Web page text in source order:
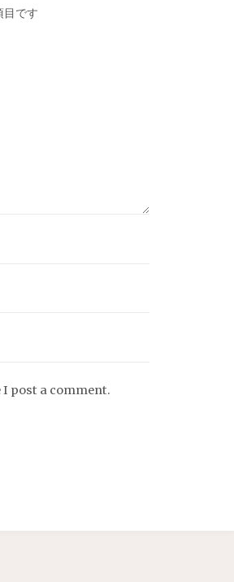
目です
I post a comment.